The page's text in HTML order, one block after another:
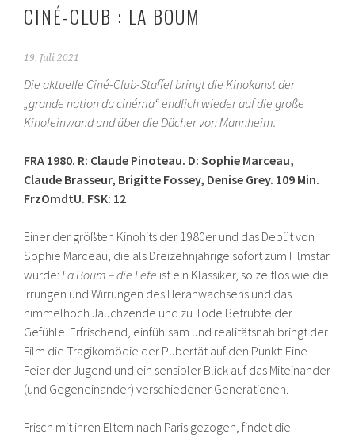
CINÉ-CLUB : LA BOUM
19. Juli 2021
Die aktuelle Ciné-Club-Staffel bringt die Kinokunst der
„grande nation du cinéma“ endlich wieder auf die große
Kinoleinwand und über die Dächer von Mannheim.
FRA 1980. R: Claude Pinoteau. D: Sophie Marceau,
Claude Brasseur, Brigitte Fossey, Denise Grey. 109 Min.
FrzOmdtU. FSK: 12
Einer der größten Kinohits der 1980er und das Debüt von
Sophie Marceau, die als Dreizehnjährige sofort zum Filmstar
wurde: La Boum – die Fete ist ein Klassiker, so zeitlos wie die
Irrungen und Wirrungen des Heranwachsens und das
himmelhoch Jauchzende und zu Tode Betrübte der
Gefühle. Erfrischend, einfühlsam und realitätsnah bringt der
Film die Tragikomödie der Pubertät auf den Punkt: Eine
Feier der Jugend und ein sensibler Blick auf das Miteinander
(und Gegeneinander) verschiedener Generationen.
Frisch mit ihren Eltern nach Paris gezogen, findet die